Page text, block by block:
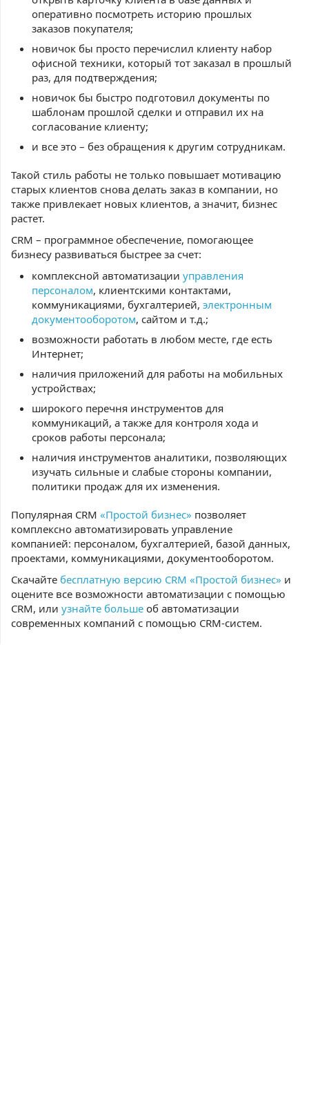
оперативно посмотреть историю прошлых
заказов покупателя;
новичок бы просто перечислил клиенту набор
офисной техники, который тот заказал в прошлый
раз, для подтверждения;
новичок бы быстро подготовил документы по
шаблонам прошлой сделки и отправил их на
согласование клиенту;
и все это – без обращения к другим сотрудникам.
Такой стиль работы не только повышает мотивацию
старых клиентов снова делать заказ в компании, но
также привлекает новых клиентов, а значит, бизнес
растет.
CRM – программное обеспечение, помогающее
бизнесу развиваться быстрее за счет:
комплексной автоматизации управления
персоналом, клиентскими контактами,
коммуникациями, бухгалтерией, электронным
документооборотом, сайтом и т.д.;
возможности работать в любом месте, где есть
Интернет;
наличия приложений для работы на мобильных
устройствах;
широкого перечня инструментов для
коммуникаций, а также для контроля хода и
сроков работы персонала;
наличия инструментов аналитики, позволяющих
изучать сильные и слабые стороны компании,
политики продаж для их изменения.
Популярная CRM «Простой бизнес» позволяет
комплексно автоматизировать управление
компанией: персоналом, бухгалтерией, базой данных,
проектами, коммуникациями, документооборотом.
Скачайте бесплатную версию CRM «Простой бизнес» и
оцените все возможности автоматизации с помощью
CRM, или узнайте больше об автоматизации
современных компаний с помощью CRM-систем.